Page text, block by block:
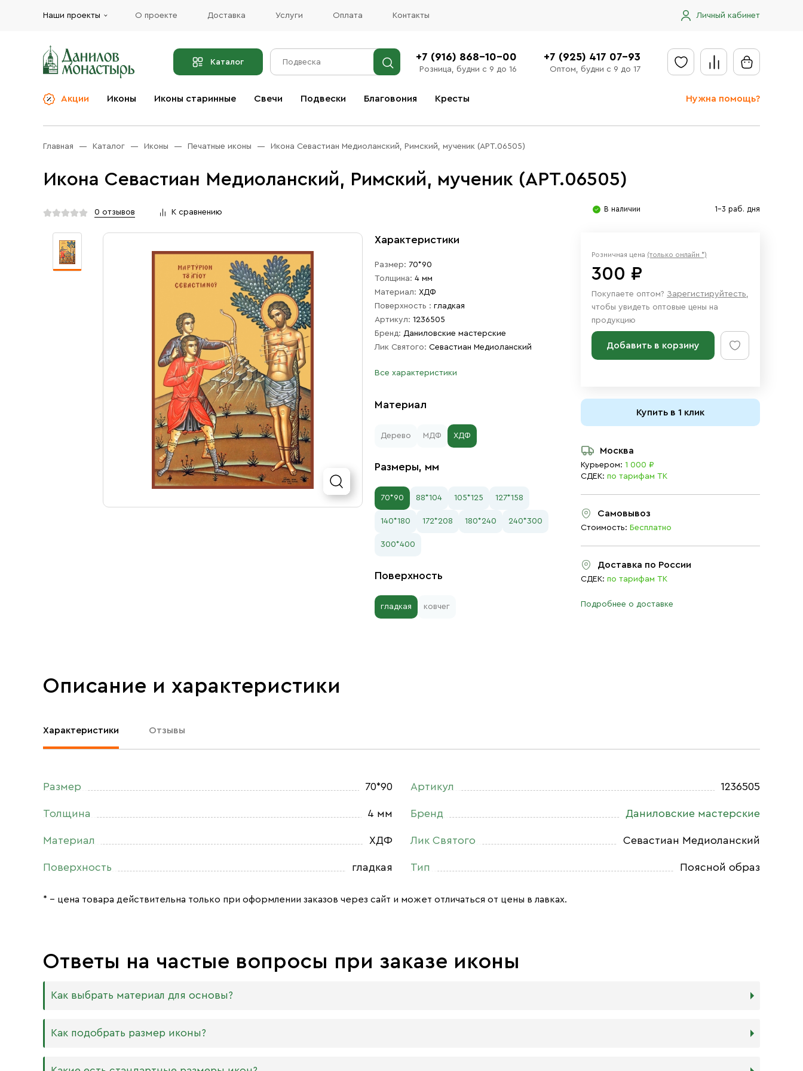
Наши проекты О проекте Доставка Услуги Оплата Контакты Личный кабинет
Каталог +7 (916) 868-10-00
Розница, будни с 9 до 16
+7 (925) 417 07-93
Оптом, будни с 9 до 17
Акции Иконы Иконы старинные Свечи Подвески Благовония Кресты Нужна помощь?
Отправить заявку
Церковная утварь
Иконы
Бренды
Услуги
Главная Каталог Иконы Печатные иконы Икона Севастиан Медиоланский, Римский, мученик (АРТ.06505)
Икона Севастиан Медиоланский, Римский, мученик (АРТ.06505)
0 отзывов К сравнению В наличии 1-3 раб. дня
Характеристики
Размер: 70*90
Толщина: 4 мм
Материал: ХДФ
Поверхность : гладкая
Артикул: 1236505
Бренд: Даниловские мастерские
Лик Святого: Севастиан Медиоланский
Все характеристики
Материал
Дерево МДФ ХДФ
Размеры, мм
70*90 88*104 105*125 127*158
140*180 172*208 180*240 240*300
300*400
Поверхность
гладкая ковчег
Розничная цена (только онлайн *)
300 ₽
Покупаете оптом? Зарегистируйтесть,
чтобы увидеть оптовые цены на
продукцию
Добавить в корзину
Купить в 1 клик
Москва
Курьером: 1 000 ₽
СДЕК: по тарифам ТК
Самовывоз
Стоимость: Бесплатно
Доставка по России
СДЕК: по тарифам ТК
Подробнее о доставке
Описание и характеристики
Характеристики Отзывы
Размер 70*90
Толщина 4 мм
Материал ХДФ
Поверхность гладкая
Артикул 1236505
Бренд Даниловские мастерские
Лик Святого Севастиан Медиоланский
Тип Поясной образ
* – цена товара действительна только при оформлении заказов через сайт и может отличаться от цены в лавках.
Ответы на частые вопросы при заказе иконы
Как выбрать материал для основы?
Мы изготавливаем иконы на трёх разных видах досок:
МДФ. Ламинированная древесно-стружечная плита — более бюджетный материал, чуть уступающий дереву в прочности. Тем не менее,
Как подобрать размер иконы?